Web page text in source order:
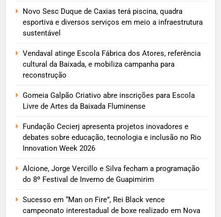
Novo Sesc Duque de Caxias terá piscina, quadra
esportiva e diversos serviços em meio a infraestrutura
sustentável
Vendaval atinge Escola Fábrica dos Atores, referência
cultural da Baixada, e mobiliza campanha para
reconstrução
Gomeia Galpão Criativo abre inscrições para Escola
Livre de Artes da Baixada Fluminense
Fundação Cecierj apresenta projetos inovadores e
debates sobre educação, tecnologia e inclusão no Rio
Innovation Week 2026
Alcione, Jorge Vercillo e Silva fecham a programação
do 8º Festival de Inverno de Guapimirim
Sucesso em “Man on Fire”, Rei Black vence
campeonato interestadual de boxe realizado em Nova